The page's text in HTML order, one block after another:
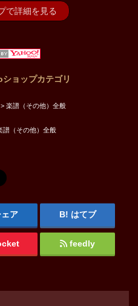
で詳細を見る
ョップカテゴリ
楽譜（その他）全般
譜（その他）全般
ェア はてブ
feedly